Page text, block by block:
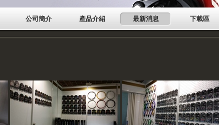
下載區
最新消息
產品介紹
公司簡介